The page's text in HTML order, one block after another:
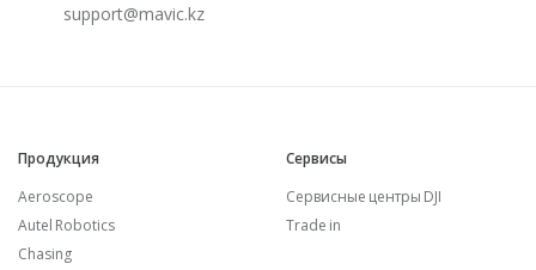
support@mavic.kz
Продукция
Aeroscope
Autel Robotics
Chasing
Сервисы
Сервисные центры DJI
Trade in